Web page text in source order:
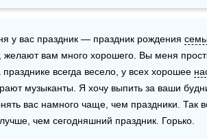
у вас праздник — праздник рождения
желают вам много хорошего. Вы меня
всегда весело, у всех хорошее
музыканты. Я хочу выпить за ваши
вас намного чаще, чем праздники. Так
чем сегодняшний праздник. Горько.